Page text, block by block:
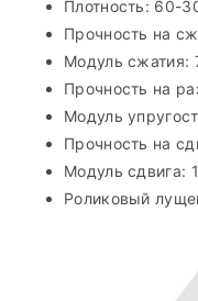
Плотность: 60-
Прочность на
Модуль
Прочность на
Модуль
Прочность на
Модуль сдвига:
Роликовый